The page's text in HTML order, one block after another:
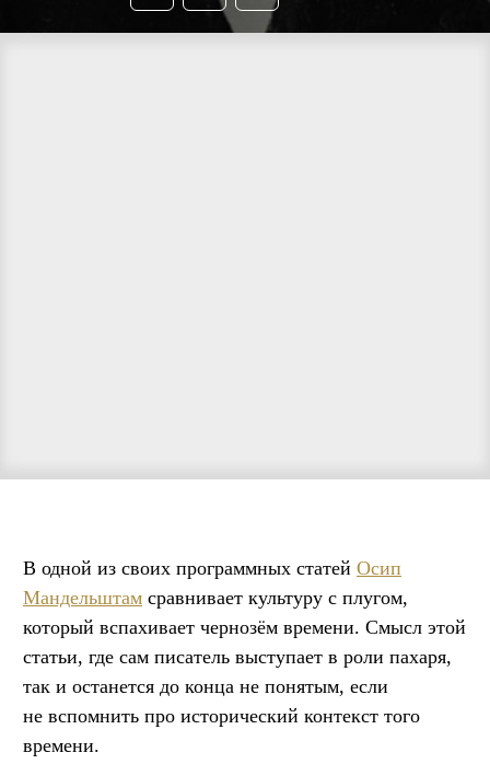
В одной из своих программных статей Осип
Мандельштам сравнивает культуру с плугом,
который вспахивает чернозём времени. Смысл этой
статьи, где сам писатель выступает в роли пахаря,
так и останется до конца не понятым, если
не вспомнить про исторический контекст того
времени.